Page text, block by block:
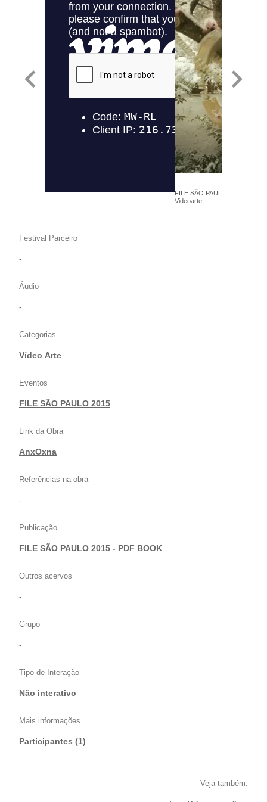
FILE SÃO PAULO 2015 -
Videoarte
Festival Parceiro
-
Áudio
-
Categorias
Vídeo Arte
Eventos
FILE SÃO PAULO 2015
Link da Obra
AnxOxna
Referências na obra
-
Publicação
FILE SÃO PAULO 2015 - PDF BOOK
Outros acervos
-
Grupo
-
Tipo de Interação
Não interativo
Mais informações
Participantes (1)
Veja também: